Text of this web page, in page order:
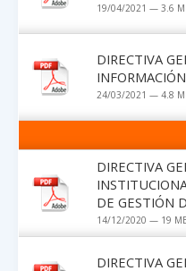
19/04/2021 — 3.6
DIRECTIVA
24/03/2021 — 4.8
DIRECTIVA
DE GESTIÓN
14/12/2020 — 19
DIRECTIVA